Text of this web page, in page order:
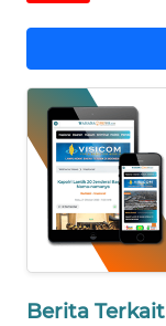
Berita Terkait
INFO
TENTANG
KAMI
PEDOMAN
MEDIA
SIBER
REDAKSI